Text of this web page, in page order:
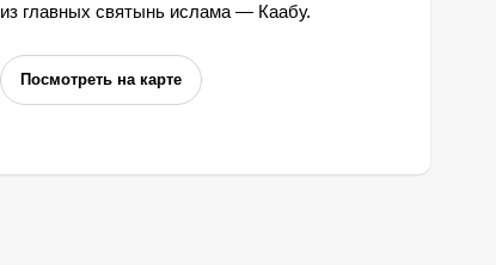
из главных святынь ислама — Каабу.
Посмотреть на карте